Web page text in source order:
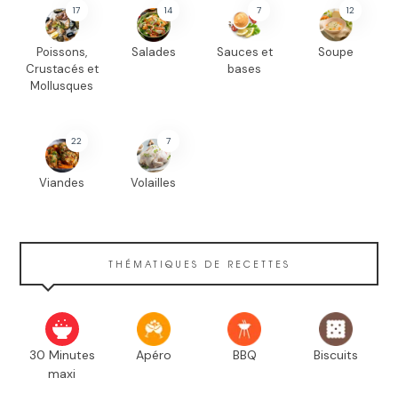
17
Poissons,
Crustacés et
Mollusques
14
Salades
7
Sauces et
bases
12
Soupe
22
Viandes
7
Volailles
THÉMATIQUES DE RECETTES
30 Minutes
maxi
Apéro BBQ Biscuits